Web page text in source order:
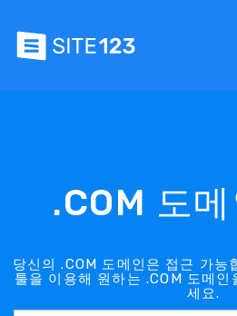
.COM 도
당신의 .COM 도메인은 접근 가능
툴을 이용해 원하는 .COM 도메
세요.